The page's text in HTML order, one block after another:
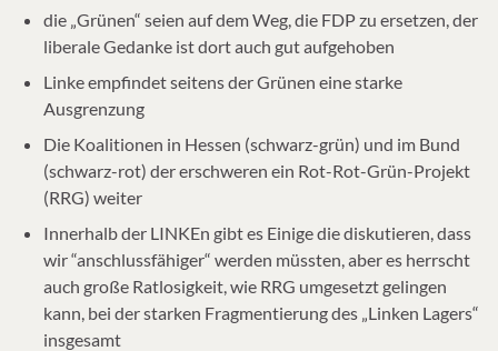
die „Grünen“ seien auf dem Weg, die FDP zu ersetzen, der
liberale Gedanke ist dort auch gut aufgehoben
Linke empfindet seitens der Grünen eine starke
Ausgrenzung
Die Koalitionen in Hessen (schwarz-grün) und im Bund
(schwarz-rot) der erschweren ein Rot-Rot-Grün-Projekt
(RRG) weiter
Innerhalb der LINKEn gibt es Einige die diskutieren, dass
wir “anschlussfähiger“ werden müssten, aber es herrscht
auch große Ratlosigkeit, wie RRG umgesetzt gelingen
kann, bei der starken Fragmentierung des „Linken Lagers“
insgesamt